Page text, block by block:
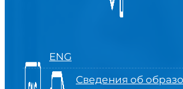
ENG
Сведения об